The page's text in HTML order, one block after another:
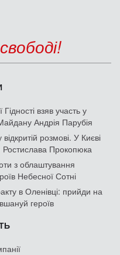
взяв участь у
Андрія Парубія
розмові. У Києві
Ростислава Прокопюка
з облаштування
Небесної Сотні
в Оленівці: прийди на
героїв